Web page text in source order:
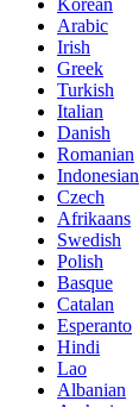
Arabic
Irish
Greek
Turkish
Italian
Danish
Romanian
Indonesian
Czech
Afrikaans
Swedish
Polish
Basque
Catalan
Esperanto
Hindi
Lao
Albanian